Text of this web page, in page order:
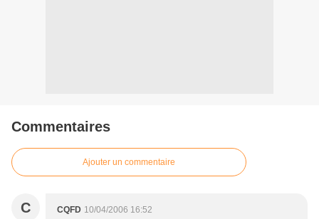
Commentaires
Ajouter un commentaire
C CQFD 10/04/2006 16:52